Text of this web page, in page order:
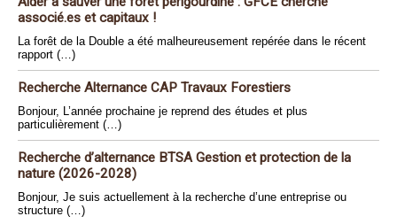
associé.es et capitaux !
La forêt de la Double a été malheureusement repérée dans le récent
rapport (…)
Recherche Alternance CAP Travaux Forestiers
Bonjour, L’année prochaine je reprend des études et plus
particulièrement (…)
Recherche d’alternance BTSA Gestion et protection de la
nature (2026-2028)
Bonjour, Je suis actuellement à la recherche d’une entreprise ou
structure (…)